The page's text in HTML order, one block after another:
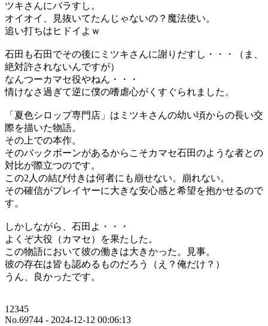
ツキさんにバラすし。
オイオイ、見抜いてたんじゃないの？魔法使い。
追い打ちはヒドイよｗ
石田も石田でその後にミツキさんに謝りだすし・・・（ま、
絶対許されないんですが）
なんつーカマセ役やねん・・・
情けなさ過ぎて逆に僕の嗜虐心がくすぐられました。
「夏色シロップ専門店」はミツキさんの幼い頃からの長い交
際を描いた物語。
その上での本作。
そのバックボーンがあるからこそカマセ石田のような者との
対比が際立つのです。
この2人の結び付きは何者にも崩せない。崩れない。
その確信がプレイヤーに大きな安心感と希望を抱かせるので
す。
しかしながら、石田よ・・・
よくぞ大役（カマセ）を果たした。
この物語において彼の働きは大きかった。見事。
彼の存在は皆も認めるものだろう（え？俺だけ？）
うん、良かったです。
12345
No.69744 - 2024-12-12 00:06:13